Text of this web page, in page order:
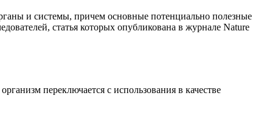
и системы, причем основные потенциально полезные
статья которых опубликована в журнале Nature
переключается с использования в качестве